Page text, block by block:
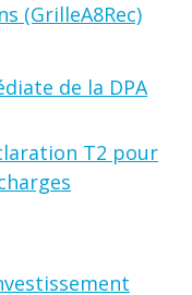
(GrilleA8Rec)
de la DPA
T2 pour